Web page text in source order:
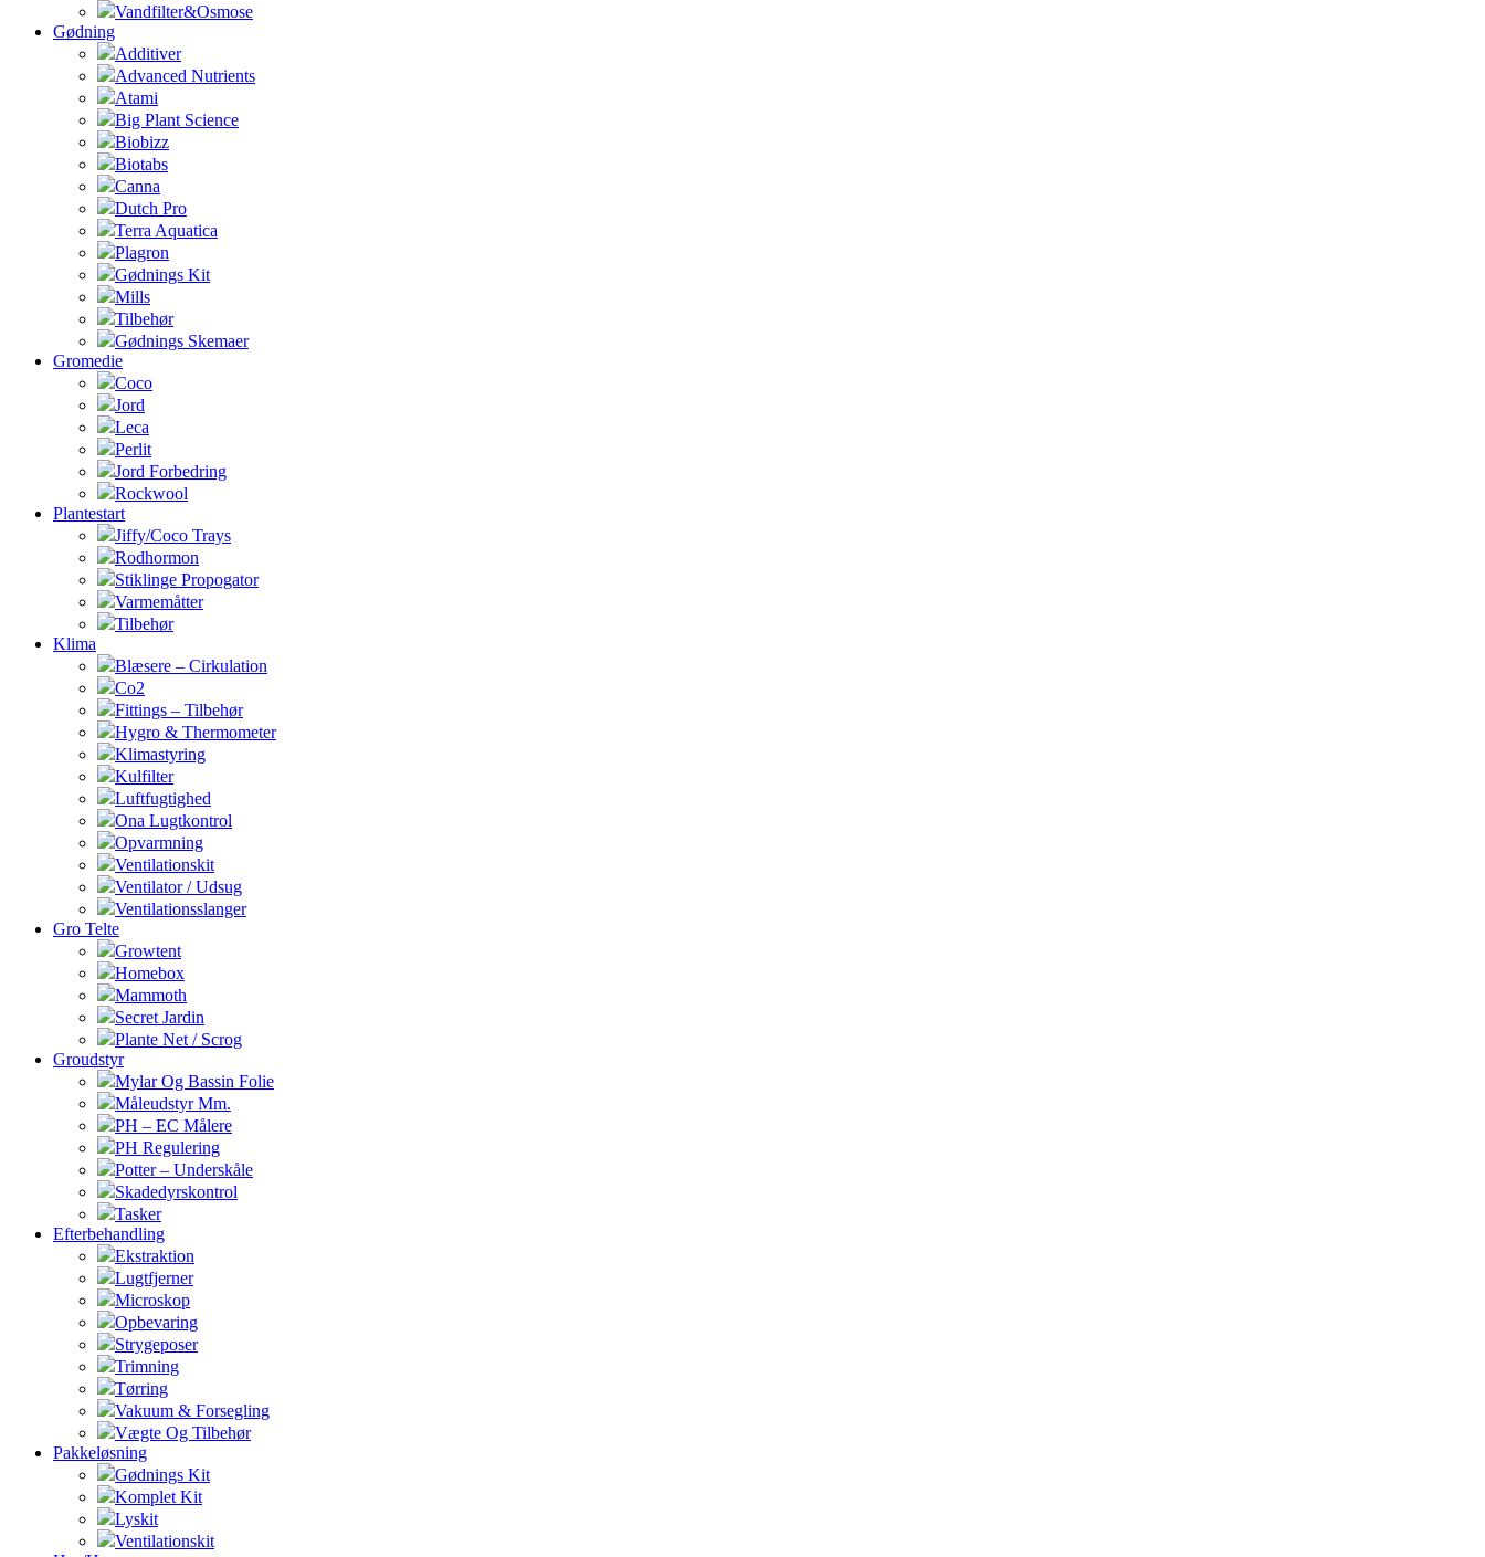
Vandfilter&Osmose
Gødning
Additiver
Advanced Nutrients
Atami
Big Plant Science
Biobizz
Biotabs
Canna
Dutch Pro
Terra Aquatica
Plagron
Gødnings Kit
Mills
Tilbehør
Gødnings Skemaer
Gromedie
Coco
Jord
Leca
Perlit
Jord Forbedring
Rockwool
Plantestart
Jiffy/Coco Trays
Rodhormon
Stiklinge Propogator
Varmemåtter
Tilbehør
Klima
Blæsere – Cirkulation
Co2
Fittings – Tilbehør
Hygro & Thermometer
Klimastyring
Kulfilter
Luftfugtighed
Ona Lugtkontrol
Opvarmning
Ventilationskit
Ventilator / Udsug
Ventilationsslanger
Gro Telte
Growtent
Homebox
Mammoth
Secret Jardin
Plante Net / Scrog
Groudstyr
Mylar Og Bassin Folie
Måleudstyr Mm.
PH – EC Målere
PH Regulering
Potter – Underskåle
Skadedyrskontrol
Tasker
Efterbehandling
Ekstraktion
Lugtfjerner
Microskop
Opbevaring
Strygeposer
Trimning
Tørring
Vakuum & Forsegling
Vægte Og Tilbehør
Pakkeløsning
Gødnings Kit
Komplet Kit
Lyskit
Ventilationskit